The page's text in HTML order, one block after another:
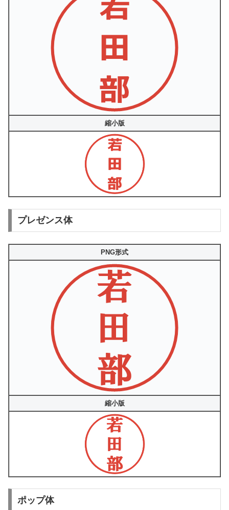
縮小版
プレゼンス体
PNG形式
縮小版
ポップ体